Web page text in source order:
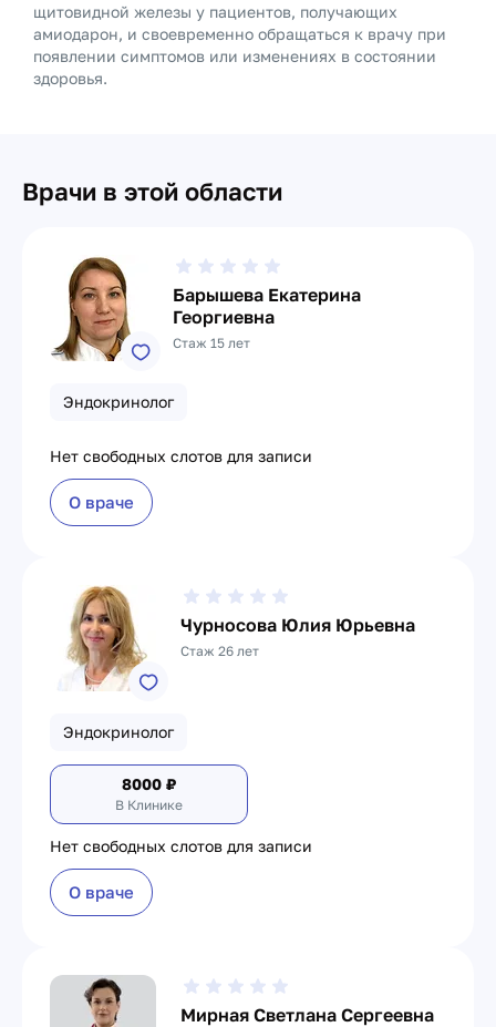
щитовидной железы у пациентов, получающих
амиодарон, и своевременно обращаться к врачу при
появлении симптомов или изменениях в состоянии
здоровья.
Врачи в этой области
Барышева Екатерина
Георгиевна
Стаж 15 лет
Эндокринолог
Нет свободных слотов для записи
О враче
Чурносова Юлия Юрьевна
Стаж 26 лет
Эндокринолог
8000 ₽
В Клинике
Нет свободных слотов для записи
О враче
Мирная Светлана Сергеевна